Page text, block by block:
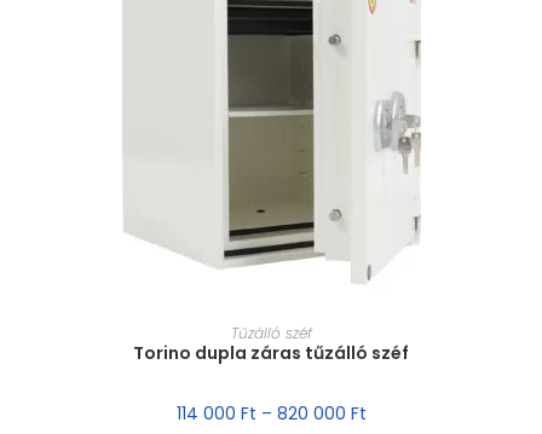
MÉRET VÁLASZTÁSA
Tűzálló széf
Torino dupla záras tűzálló széf
114 000 Ft – 820 000 Ft